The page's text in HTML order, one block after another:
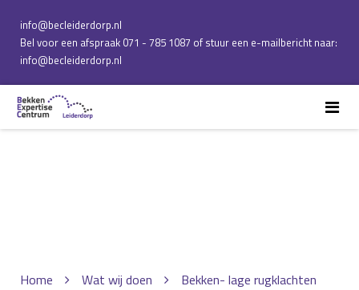
info@becleiderdorp.nl
Bel voor een afspraak 071 - 785 1087 of stuur een e-mailbericht naar:
info@becleiderdorp.nl
Home Wat wij doen Bekken- lage rugklachten